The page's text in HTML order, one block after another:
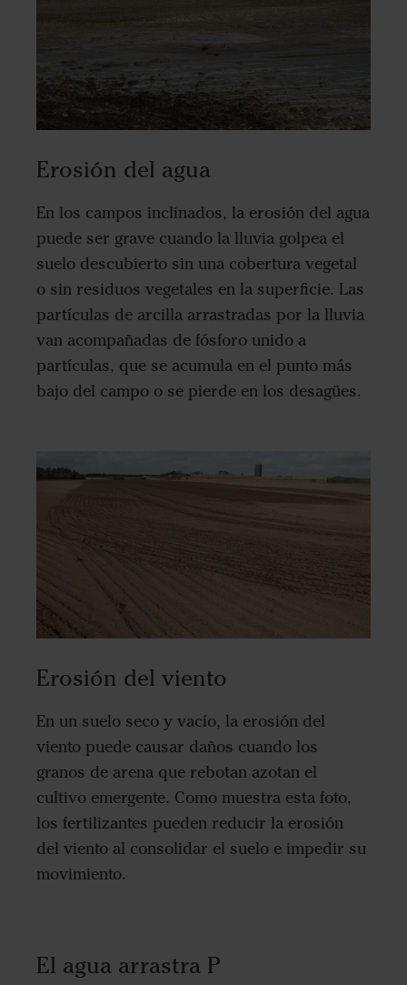
Erosión del agua
En los campos inclinados, la erosión del agua
puede ser grave cuando la lluvia golpea el
suelo descubierto sin una cobertura vegetal
o sin residuos vegetales en la superficie. Las
partículas de arcilla arrastradas por la lluvia
van acompañadas de fósforo unido a
partículas, que se acumula en el punto más
bajo del campo o se pierde en los desagües.
Erosión del viento
En un suelo seco y vacío, la erosión del
viento puede causar daños cuando los
granos de arena que rebotan azotan el
cultivo emergente. Como muestra esta foto,
los fertilizantes pueden reducir la erosión
del viento al consolidar el suelo e impedir su
movimiento.
El agua arrastra P